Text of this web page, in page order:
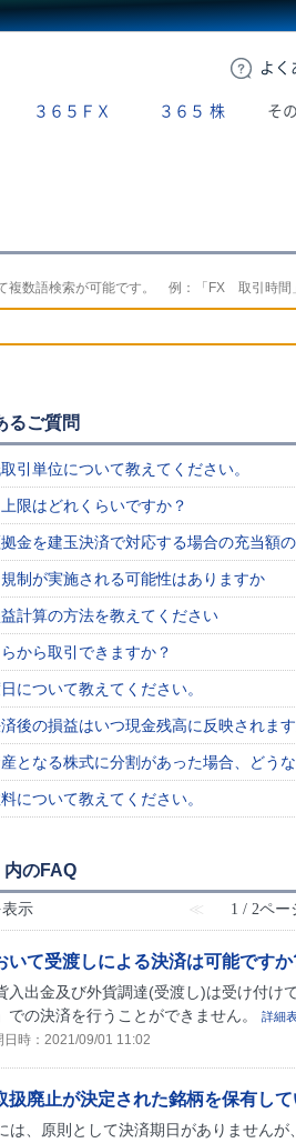
よく
３６５ＦＸ ３６５ 株 そ
複数語検索が可能です。 例：「FX 取引時
るご質問
引単位について教えてください。
限はどれくらいですか？
拠金を建玉決済で対応する場合の充当額
制が実施される可能性はありますか
益計算の方法を教えてください
から取引できますか？
について教えてください。
後の損益はいつ現金残高に反映されま
となる株式に分割があった場合、どうな
について教えてください。
内のFAQ
表示 ≪ 1 / 2ペー
いて受渡しによる決済は可能ですか
入出金及び外貨調達(受渡し)は受け付け
での決済を行うことができません。
詳細
日時：2021/09/01 11:02
扱廃止が決定された銘柄を保有し
は、原則として決済期日がありません